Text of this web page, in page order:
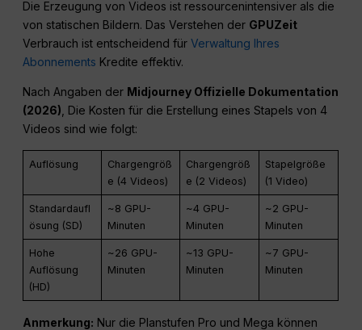
Die Erzeugung von Videos ist ressourcenintensiver als die
von statischen Bildern. Das Verstehen der GPUZeit
Verbrauch ist entscheidend fürVerwaltung Ihres
Abonnements Kredite effektiv.
Nach Angaben der Midjourney Offizielle Dokumentation
(2026) , Die Kosten für die Erstellung eines Stapels von 4
Videos sind wie folgt:
Auflösung
Chargengröß
e (4 Videos)
Chargengröß
e (2 Videos)
Stapelgröße
(1 Video)
Standardaufl
ösung (SD)
~8 GPU-
Minuten
~4 GPU-
Minuten
~2 GPU-
Minuten
Hohe
Auflösung
(HD)
~26 GPU-
Minuten
~13 GPU-
Minuten
~7 GPU-
Minuten
Anmerkung: Nur die Planstufen Pro und Mega können